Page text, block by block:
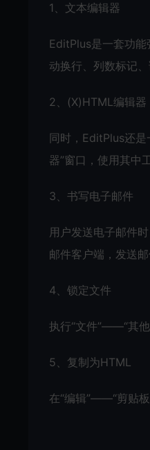
1、文本编辑器
EditPlus是一套功能
动换行、列数标记
2、(X)HTML编辑器
同时，EditPlus还
器”窗口，使用其中
3、书写电子邮件
用户发送电子邮件
邮件客户端，发送邮
4、锁定文件
执行“文件”——“其
5、复制为HTML
在“编辑”——“剪贴板